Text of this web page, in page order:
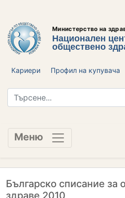
Министерство на
Национален
обществено
Кариери Профил на купувача
Меню
Българско списание за
здраве 2010